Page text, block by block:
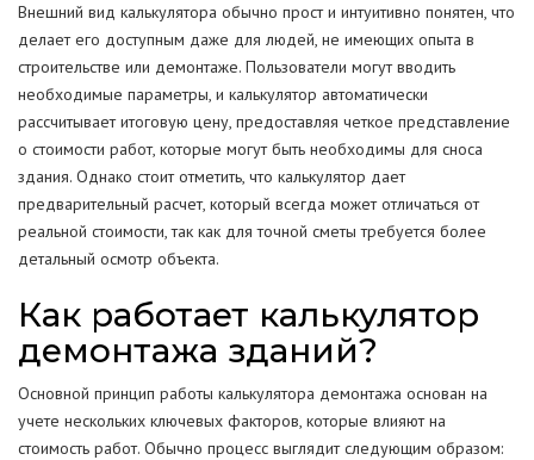
Внешний вид калькулятора обычно прост и интуитивно понятен, что
делает его доступным даже для людей, не имеющих опыта в
строительстве или демонтаже. Пользователи могут вводить
необходимые параметры, и калькулятор автоматически
рассчитывает итоговую цену, предоставляя четкое представление
о стоимости работ, которые могут быть необходимы для сноса
здания. Однако стоит отметить, что калькулятор дает
предварительный расчет, который всегда может отличаться от
реальной стоимости, так как для точной сметы требуется более
детальный осмотр объекта.
Как работает калькулятор
демонтажа зданий?
Основной принцип работы калькулятора демонтажа основан на
учете нескольких ключевых факторов, которые влияют на
стоимость работ. Обычно процесс выглядит следующим образом: